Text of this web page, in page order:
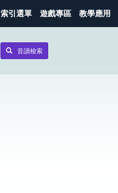
索引選單 遊戲專區 教學應用
音讀檢索